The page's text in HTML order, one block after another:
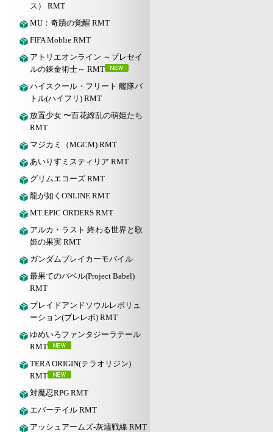
ス） RMT
MU：奇蹟の覚醒 RMT
FIFA Moblie RMT
アトリエオンライン ～ブレセイ
ルの錬金術士～ RMT
ハイスクール・フリート 艦隊バ
トル(ハイフリ) RMT
放置少女 〜百花繚乱の萌姫たち
RMT
マジカミ（MGCM) RMT
あいりすミスティリア RMT
グリムエコーズ RMT
龍が如くONLINE RMT
MT:EPIC ORDERS RMT
アルカ・ラスト 終わる世界と歌
姫の果実 RMT
ガンダムブレイカーモバイル
最果てのバベル(Project Babel)
RMT
ブレイドアンドソウルレボリュ
ーション(ブレレボ) RMT
ゆめいろファンタジーラテール
RMT
TERA ORIGIN(テラオリジン)
RMT
対魔忍RPG RMT
エバーテイル RMT
アッシュアームズ‐灰燼戦線 RMT